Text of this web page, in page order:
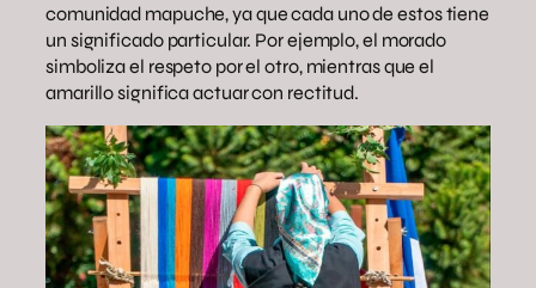
comunidad mapuche, ya que cada uno de estos tiene
un significado particular. Por ejemplo, el morado
simboliza el respeto por el otro, mientras que el
amarillo significa actuar con rectitud.